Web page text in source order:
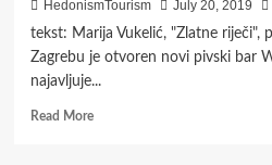
HedonismTourism July 20, 2019
tekst: Marija Vukelić, "Zlatne riječi",
Zagrebu je otvoren novi pivski bar
najavljuje...
Read MoreRead